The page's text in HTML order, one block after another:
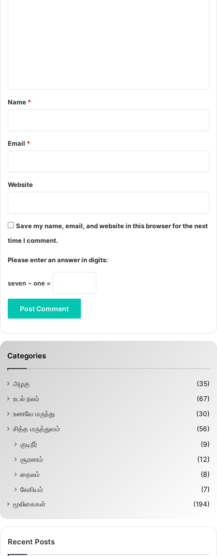
*
Name *
Email *
Website
Save my name, email, and website in this browser for the next
time I comment.
Please enter an answer in digits:
seven − one =
Categories
அழகு
(35)
உடல் நலம்
(67)
உணவே மருந்து
(30)
சித்த மருத்துவம்
(56)
குடிநீர்
(9)
சூரணம்
(12)
தைலம்
(8)
லேகியம்
(7)
மூலிகைகள் (194)
Recent Posts